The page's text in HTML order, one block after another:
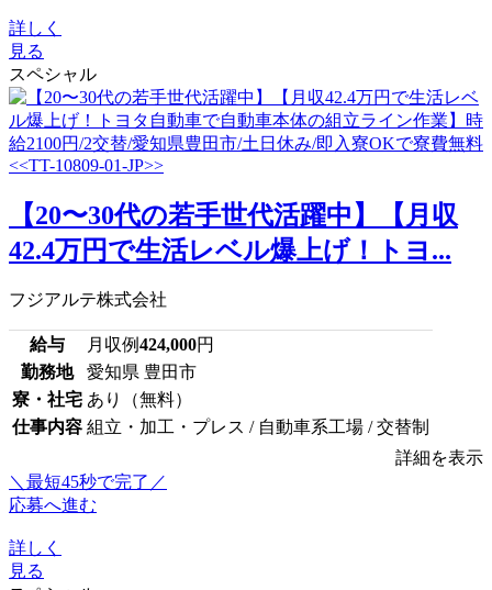
詳しく
見る
スペシャル
【20〜30代の若手世代活躍中】【月収
42.4万円で生活レベル爆上げ！トヨ...
フジアルテ株式会社
給与 月収例424,000円
勤務地
愛知県 豊田市
寮・社宅 あり（無料）
仕事内容 組立・加工・プレス / 自動車系工場 / 交替制
詳細を表示
＼最短45秒で完了／
応募へ進む
詳しく
見る